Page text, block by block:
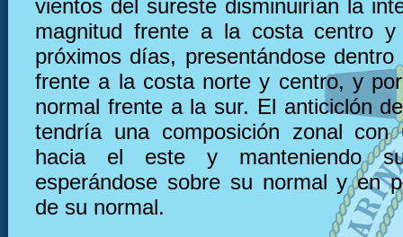
vientos del sureste disminuirían la
magnitud frente a la costa centro
próximos días, presentándose
frente a la costa norte y centro, y
normal frente a la sur. El anticiclón
tendría una composición zonal con
hacia el este y manteniendo
esperándose sobre su normal y en
de su normal.